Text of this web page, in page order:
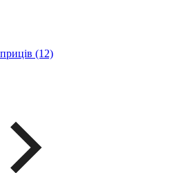
(12)